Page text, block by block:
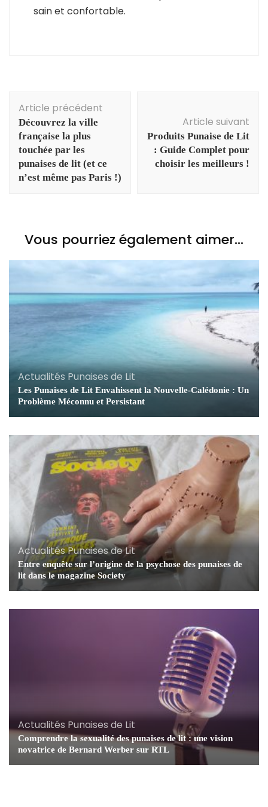
sain et confortable.
d'article
Article précédent
Découvrez la ville
française la plus
touchée par les
punaises de lit (et ce
n’est même pas Paris !)
Article suivant
Produits Punaise de Lit
: Guide Complet pour
choisir les meilleurs !
Vous pourriez également aimer...
Actualités Punaises de Lit
Les Punaises de Lit Envahissent la Nouvelle-Calédonie : Un
Problème Méconnu et Persistant
Actualités Punaises de Lit
Entre enquête sur l’origine de la psychose des punaises de
lit dans le magazine Society
Actualités Punaises de Lit
Comprendre la sexualité des punaises de lit : une vision
novatrice de Bernard Werber sur RTL